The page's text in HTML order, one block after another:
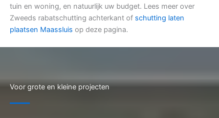
tuin en woning, en natuurlijk uw budget. Lees meer over
Zweeds rabatschutting achterkant of schutting laten
plaatsen Maassluis op deze pagina.
Voor grote en kleine projecten